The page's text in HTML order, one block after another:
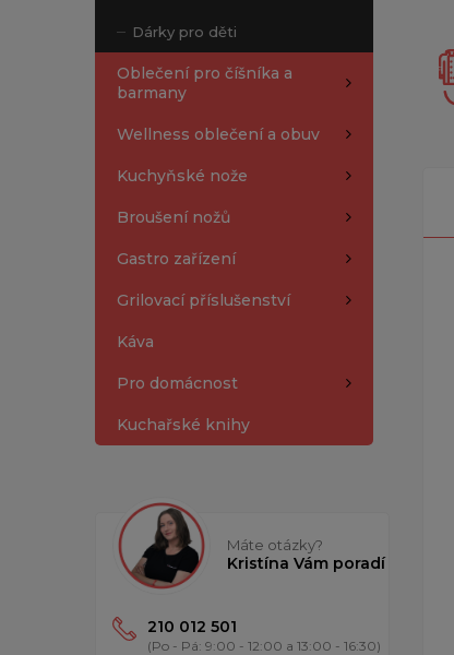
Dárky pro děti
Oblečení pro číšníka a
barmany
Wellness oblečení a obuv
Kuchyňské nože
Broušení nožů
Gastro zařízení
Grilovací příslušenství
Káva
Pro domácnost
Kuchařské knihy
Máte otázky?
Kristína Vám poradí
210 012 501
(Po - Pá: 9:00 - 12:00 a 13:00 - 16:30)